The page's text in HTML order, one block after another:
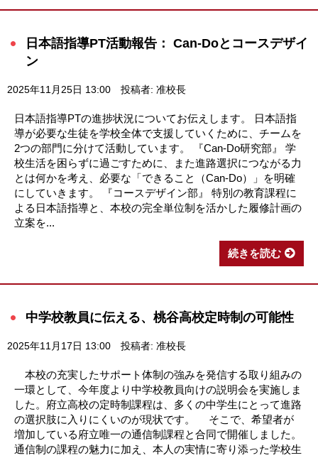
日本語指導PT活動報告： Can-Doとコースデザイ
ン
2025年11月25日 13:00 投稿者: 准校長
日本語指導PTの進捗状況についてお伝えします。 日本語指
導が必要な生徒を学校全体で支援していくために、チームを
2つの部門に分けて活動しています。 『Can-Do研究部』 学
校生活を困らずに過ごすために、また進路選択につながる力
とは何かを考え、必要な「できること（Can-Do）」を明確
にしていきます。 『コースデザイン部』 特別の教育課程に
よる日本語指導と、本校の完全単位制を活かした履修計画の
立案を...
続きを読む
中学校教員に伝える、桃谷高校定時制の可能性
2025年11月17日 13:00 投稿者: 准校長
本校の充実したサポート体制の強みを発信する取り組みの
一環として、今年度より中学校教員向けの説明会を実施しま
した。府立高校の定時制課程は、多くの中学生にとって進路
の選択肢に入りにくいのが現状です。 そこで、希望者が
増加している府立唯一の通信制課程と合同で開催しました。
通信制の課程の魅力に加え、本人の実情に寄り添った学校生